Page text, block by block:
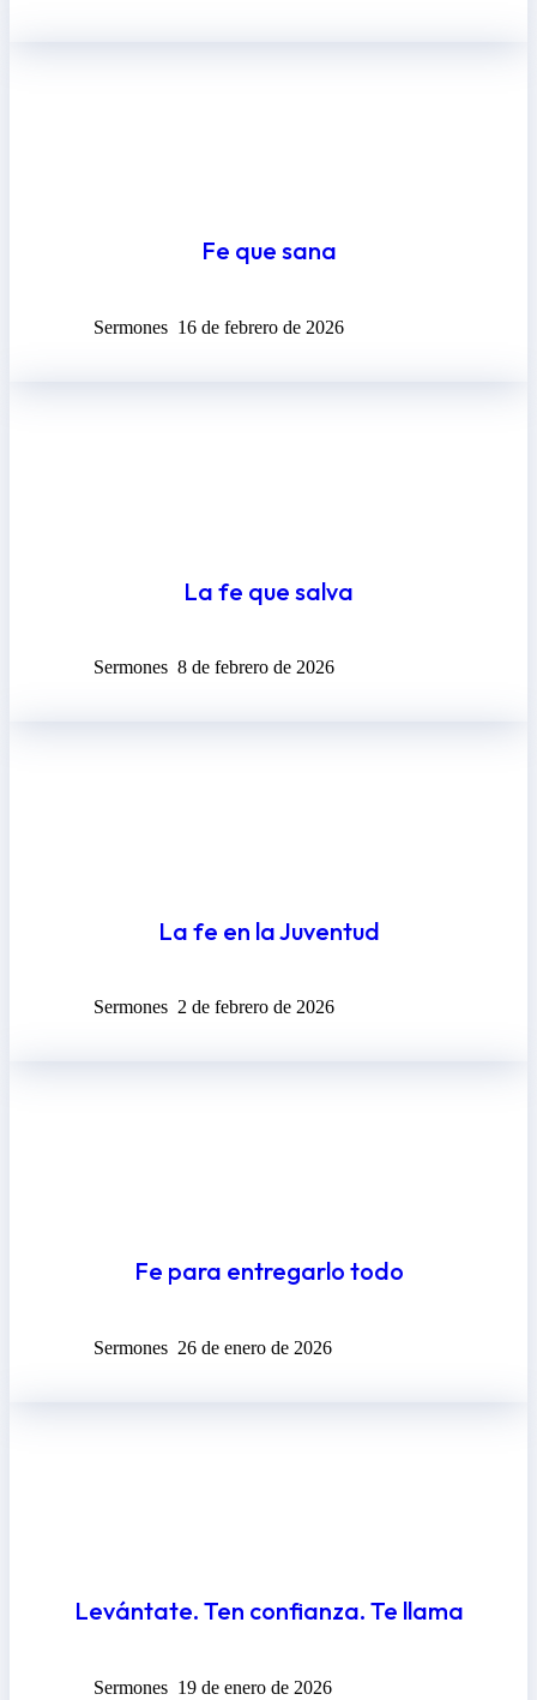
Fe que sana
Sermones 16 de febrero de 2026
La fe que salva
Sermones 8 de febrero de 2026
La fe en la Juventud
Sermones 2 de febrero de 2026
Fe para entregarlo todo
Sermones 26 de enero de 2026
Levántate. Ten confianza. Te llama
Sermones 19 de enero de 2026